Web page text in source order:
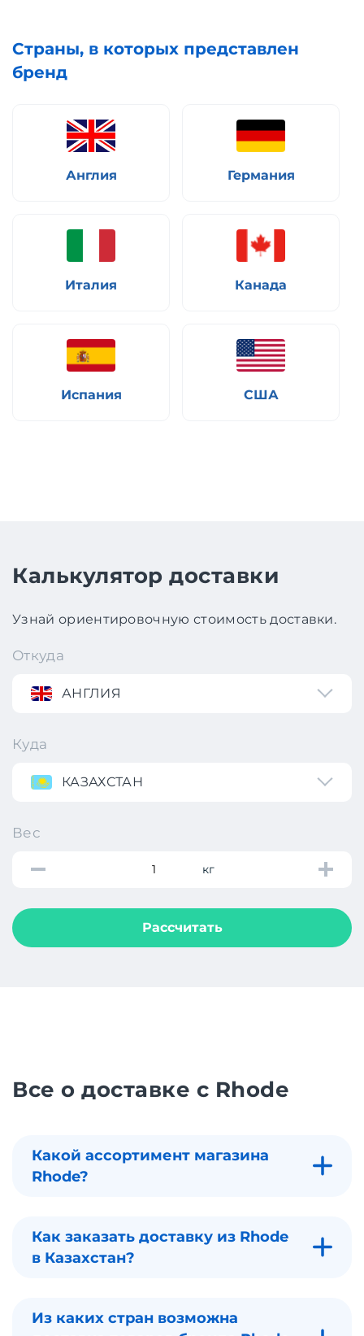
Страны, в которых представлен
бренд
Англия Германия
Италия Канада
Испания США
Калькулятор доставки
Узнай ориентировочную стоимость доставки.
Откуда
АНГЛИЯ
Куда
КАЗАХСТАН
Вес
кг
Рассчитать
Все о доставке с Rhode
Какой ассортимент магазина
Rhode?
Как заказать доставку из Rhode
в Казахстан?
Из каких стран возможна